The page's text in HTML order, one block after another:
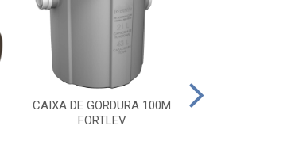
CAIXA DE GORDURA 100M
FORTLEV